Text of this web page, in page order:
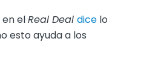
elReal Deal dicelo
esto ayuda a los